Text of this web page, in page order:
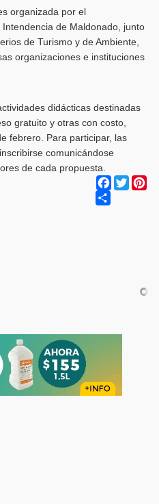
organizada por el
de Maldonado, junto
de Turismo y de Ambiente,
organizaciones e instituciones
didácticas destinadas
gratuito y otras con costo,
febrero. Para participar, las
comunicándose
de cada propuesta.
Facebook
Twitter